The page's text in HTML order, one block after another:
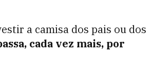
a camisa dos pais ou dos
cada vez mais, por